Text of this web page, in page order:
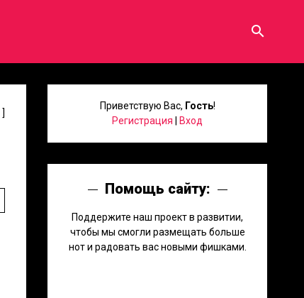
search
]
Приветствую Вас, Гость!
Регистрация
Вход
Помощь сайту:
Поддержите наш проект в развитии,
чтобы мы смогли размещать больше
нот и радовать вас новыми фишками.